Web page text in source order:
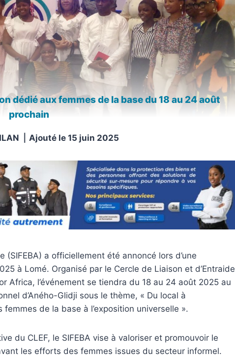
dédié aux femmes de la base du 18 au 24 août
prochain
Ajouté le 15 juin 2025
a officiellement été annoncé lors d’une
à Lomé. Organisé par le Cercle de Liaison et d’Entraide
Africa, l’événement se tiendra du 18 au 24 août 2025 au
d’Aného-Glidji sous le thème, « Du local à
de la base à l’exposition universelle ».
du CLEF, le SIFEBA vise à valoriser et promouvoir le
les efforts des femmes issues du secteur informel.